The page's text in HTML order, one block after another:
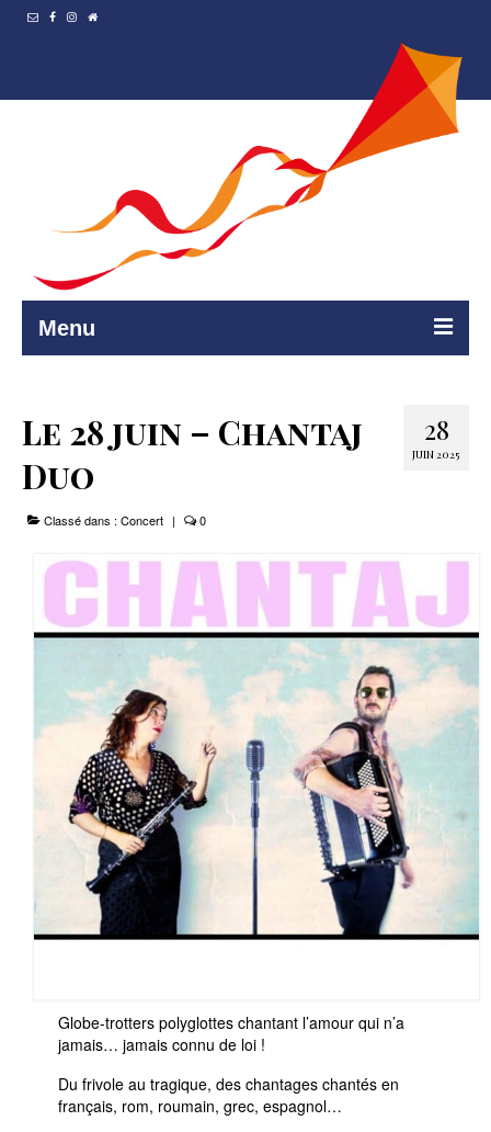
Menu
Resto et…
Programmation
Le Projet
Infos Pratiques
28
JUIN 2025
Le 28 juin – Chantaj
Duo
Classé dans : Concert | 0
Globe-trotters polyglottes chantant l’amour qui n’a
jamais… jamais connu de loi !
Du frivole au tragique, des chantages chantés en
français, rom, roumain, grec, espagnol…